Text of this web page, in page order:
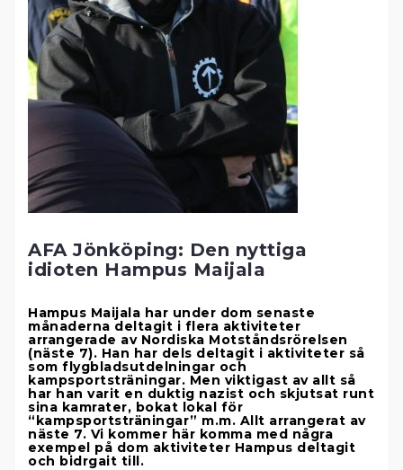
AFA Jönköping: Den nyttiga
idioten Hampus Maijala
Hampus Maijala har under dom senaste
månaderna deltagit i flera aktiviteter
arrangerade av Nordiska Motståndsrörelsen
(näste 7). Han har dels deltagit i aktiviteter så
som flygbladsutdelningar och
kampsportsträningar. Men viktigast av allt så
har han varit en duktig nazist och skjutsat runt
sina kamrater, bokat lokal för
“kampsportsträningar” m.m. Allt arrangerat av
näste 7. Vi kommer här komma med några
exempel på dom aktiviteter Hampus deltagit
och bidrgait till.